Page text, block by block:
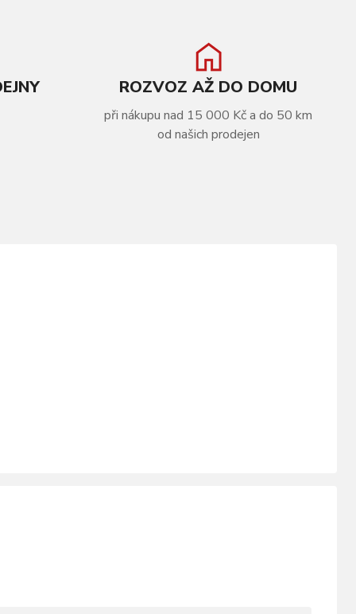
ROZVOZ AŽ DO DOMU
při nákupu nad 15 000 Kč a do 50 km
od našich prodejen